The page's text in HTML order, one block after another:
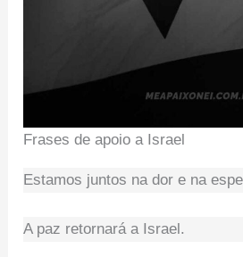
Frases de apoio a Israel
Estamos juntos na dor e na
A paz retornará a Israel.